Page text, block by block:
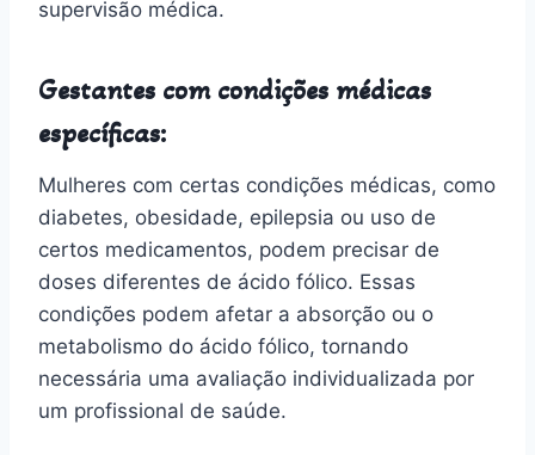
supervisão médica.
Gestantes com condições médicas
específicas:
Mulheres com certas condições médicas, como
diabetes, obesidade, epilepsia ou uso de
certos medicamentos, podem precisar de
doses diferentes de ácido fólico. Essas
condições podem afetar a absorção ou o
metabolismo do ácido fólico, tornando
necessária uma avaliação individualizada por
um profissional de saúde.